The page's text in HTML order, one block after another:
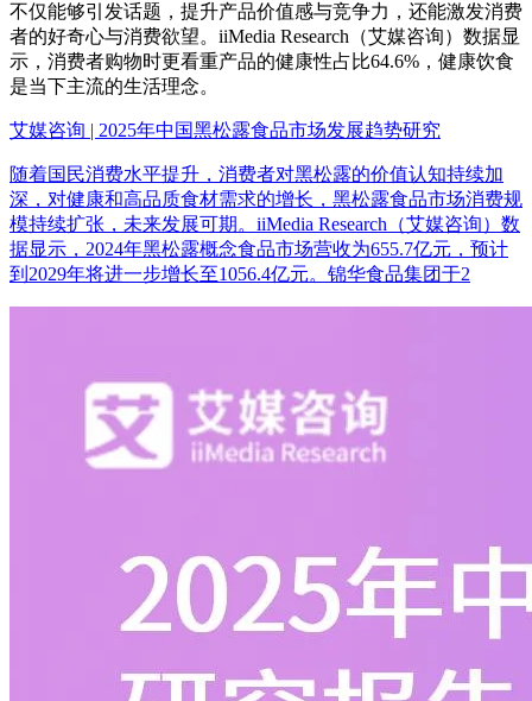
不仅能够引发话题，提升产品价值感与竞争力，还能激发消费
者的好奇心与消费欲望。iiMedia Research（艾媒咨询）数据显
示，消费者购物时更看重产品的健康性占比64.6%，健康饮食
是当下主流的生活理念。
艾媒咨询 | 2025年中国黑松露食品市场发展趋势研究
随着国民消费水平提升，消费者对黑松露的价值认知持续加
深，对健康和高品质食材需求的增长，黑松露食品市场消费规
模持续扩张，未来发展可期。iiMedia Research（艾媒咨询）数
据显示，2024年黑松露概念食品市场营收为655.7亿元，预计
到2029年将进一步增长至1056.4亿元。锦华食品集团于2